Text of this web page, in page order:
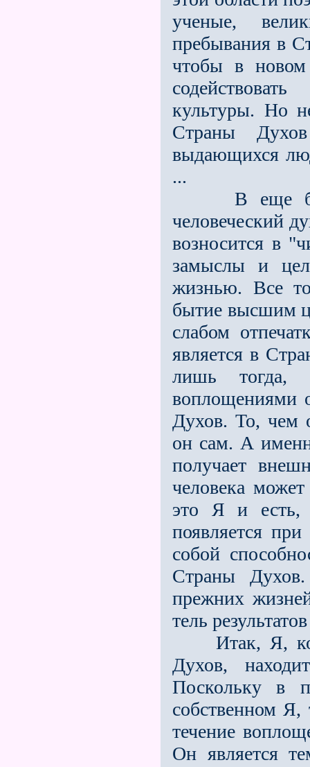
ученые,
пребывания в
чтобы в новом
культуры. Но
Страны
выдающихся
...
В еще
человеческий
возносится в
замыслы и
жизнью. Все
бытие высшим
слабом
является в
лишь тогда,
воплощениями
Духов. То, чем
он сам. А
получает
человека
это Я и есть,
появляется
собой
Страны Духов.
прежних
тель
Итак, Я,
Духов,
Поскольку в
собственном Я,
течение
Он является